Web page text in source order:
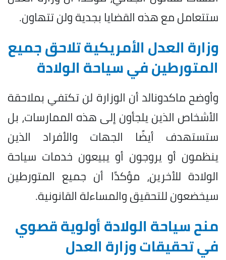
ستتعامل مع هذه القضايا بجدية ولن تتهاون.
وزارة العدل الأمريكية تلاحق جميع
المتورطين في سياحة الولادة
وأوضح ماكدونالد أن الوزارة لن تكتفي بملاحقة
الأشخاص الذين يلجأون إلى هذه الممارسات، بل
ستستهدف أيضًا الجهات والأفراد الذين
ينظمون أو يروجون أو يبيعون خدمات سياحة
الولادة للأخرين، مؤكدًا أن جميع المتورطين
سيخضعون للتحقيق والمساءلة القانونية.
منح سياحة الولادة أولوية قصوي
في تحقيقات وزارة العدل